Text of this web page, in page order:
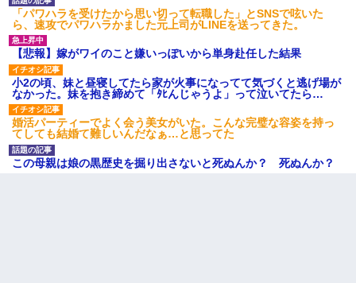
男「ウワキ女！」
【悲報】嫁がワイのこと嫌いっぽいから単身赴任した結果
妻が亡くなったんだけど正直ガチで嬉しい
裁判官「お互いに最後に言いたいことはありますか」バカ夫
「…」A「夫を一発殴らせてほしい」裁判官「どうぞ」
「パワハラを受けたから思い切って転職した」とSNSで呟いた
ら、速攻でパワハラかました元上司がLINEを送ってきた。
【悲報】嫁がワイのこと嫌いっぽいから単身赴任した結果
小2の頃、妹と昼寝してたら家が火事になってて気づくと逃げ場が
なかった。妹を抱き締めて「ﾀﾋんじゃうよ」って泣いてたら…
婚活パーティーでよく会う美女がいた。こんな完璧な容姿を持っ
てしても結婚て難しいんだなぁ…と思ってた
この母親は娘の黒歴史を掘り出さないと死ぬんか？ 死ぬんか？